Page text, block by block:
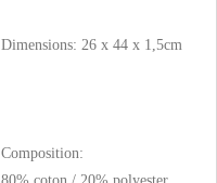
Dimensions: 26 x 44 x 1,5cm
Composition: